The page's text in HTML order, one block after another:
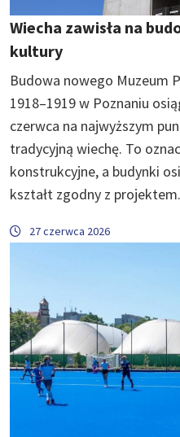
Wiecha zawisła na
kultury
Budowa nowego Muzeum
1918–1919 w Poznaniu
czerwca na najwyższym
tradycyjną wiechę. To
konstrukcyjne, a budynki
kształt zgodny z projektem.
27 czerwca 2026